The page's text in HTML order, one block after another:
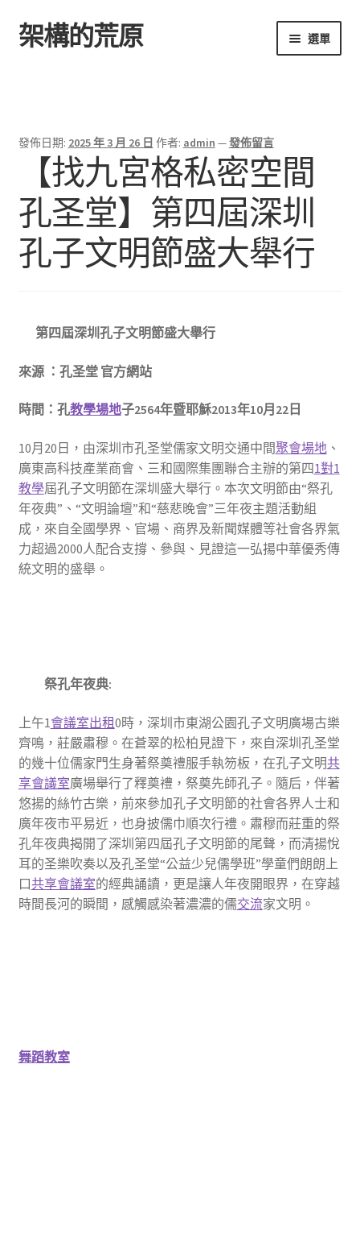
跳
至
跳
至
架構的荒原 選單
發佈日期: 2025 年 3 月 26 日 作者: admin —發佈留言
【找九宮格私密空間
孔圣堂】第四屆深圳
孔子文明節盛大舉行
第四屆深圳孔子文明節盛大舉行
來源 ：孔圣堂 官方網站
時間：孔教學場地子2564年暨耶穌2013年10月22日
10月20日，由深圳市孔圣堂儒家文明交通中間聚會場地、
廣東高科技產業商會、三和國際集團聯合主辦的第四1對1
教學屆孔子文明節在深圳盛大舉行。本次文明節由“祭孔
年夜典”、“文明論壇”和“慈悲晚會”三年夜主題活動組
成，來自全國學界、官場、商界及新聞媒體等社會各界氣
力超過2000人配合支撐、參與、見證這一弘揚中華優秀傳
統文明的盛舉。
祭孔年夜典:
上午1會議室出租0時，深圳市東湖公園孔子文明廣場古樂
齊鳴，莊嚴肅穆。在蒼翠的松柏見證下，來自深圳孔圣堂
的幾十位儒家門生身著祭奠禮服手執笏板，在孔子文明共
享會議室廣場舉行了釋奠禮，祭奠先師孔子。隨后，伴著
悠揚的絲竹古樂，前來參加孔子文明節的社會各界人士和
廣年夜市平易近，也身披儒巾順次行禮。肅穆而莊重的祭
孔年夜典揭開了深圳第四屆孔子文明節的尾聲，而清揚悅
耳的圣樂吹奏以及孔圣堂“公益少兒儒學班”學童們朗朗上
口共享會議室的經典誦讀，更是讓人年夜開眼界，在穿越
時間長河的瞬間，感觸感染著濃濃的儒交流家文明。
舞蹈教室